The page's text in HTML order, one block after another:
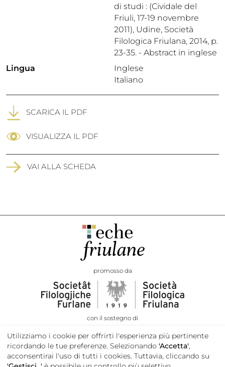
di studi : (Cividale del
Friuli, 17-19 novembre
2011), Udine, Società
Filologica Friulana, 2014, p.
23-35. - Abstract in inglese
Lingua
Inglese
Italiano
SCARICA IL PDF
VISUALIZZA IL PDF
VAI ALLA SCHEDA
promosso da
con il sostegno di
Utilizziamo i cookie per offrirti l'esperienza più pertinente
ricordando le tue preferenze. Selezionando 'Accetta',
acconsentirai l'uso di tutti i cookies. Tuttavia, cliccando su